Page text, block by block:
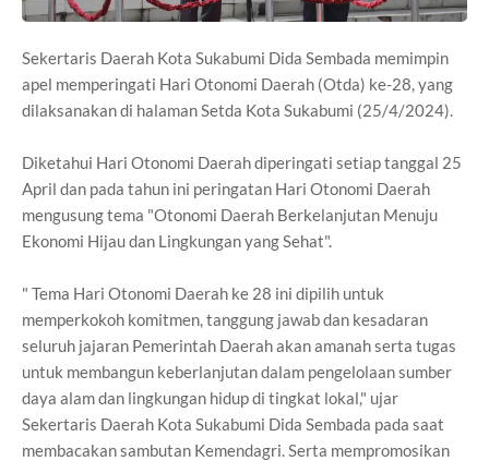
Sekertaris Daerah Kota Sukabumi Dida Sembada memimpin
apel memperingati Hari Otonomi Daerah (Otda) ke-28, yang
dilaksanakan di halaman Setda Kota Sukabumi (25/4/2024).
Diketahui Hari Otonomi Daerah diperingati setiap tanggal 25
April dan pada tahun ini peringatan Hari Otonomi Daerah
mengusung tema "Otonomi Daerah Berkelanjutan Menuju
Ekonomi Hijau dan Lingkungan yang Sehat".
" Tema Hari Otonomi Daerah ke 28 ini dipilih untuk
memperkokoh komitmen, tanggung jawab dan kesadaran
seluruh jajaran Pemerintah Daerah akan amanah serta tugas
untuk membangun keberlanjutan dalam pengelolaan sumber
daya alam dan lingkungan hidup di tingkat lokal," ujar
Sekertaris Daerah Kota Sukabumi Dida Sembada pada saat
membacakan sambutan Kemendagri. Serta mempromosikan